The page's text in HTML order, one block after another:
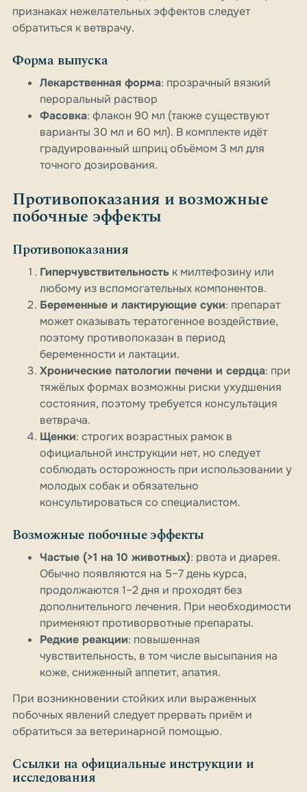
признаках нежелательных эффектов следует
обратиться к ветврачу.
Форма выпуска
Лекарственная форма: прозрачный вязкий
пероральный раствор
Фасовка: флакон 90 мл (также существуют
варианты 30 мл и 60 мл). В комплекте идёт
градуированный шприц объёмом 3 мл для
точного дозирования.
Противопоказания и возможные
побочные эффекты
Противопоказания
Гиперчувствительность к милтефозину или
любому из вспомогательных компонентов.
Беременные и лактирующие суки: препарат
может оказывать тератогенное воздействие,
поэтому противопоказан в период
беременности и лактации.
Хронические патологии печени и сердца: при
тяжёлых формах возможны риски ухудшения
состояния, поэтому требуется консультация
ветврача.
Щенки: строгих возрастных рамок в
официальной инструкции нет, но следует
соблюдать осторожность при использовании у
молодых собак и обязательно
консультироваться со специалистом.
Возможные побочные эффекты
Частые (>1 на 10 животных): рвота и диарея.
Обычно появляются на 5–7 день курса,
продолжаются 1–2 дня и проходят без
дополнительного лечения. При необходимости
применяют противорвотные препараты.
Редкие реакции: повышенная
чувствительность, в том числе высыпания на
коже, сниженный аппетит, апатия.
При возникновении стойких или выраженных
побочных явлений следует прервать приём и
обратиться за ветеринарной помощью.
Ссылки на официальные инструкции и
исследования